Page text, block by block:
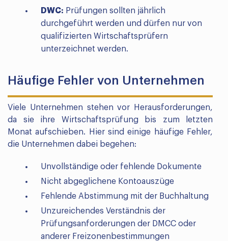
DWC: Prüfungen sollten jährlich
durchgeführt werden und dürfen nur von
qualifizierten Wirtschaftsprüfern
unterzeichnet werden.
Häufige Fehler von Unternehmen
Viele Unternehmen stehen vor Herausforderungen,
da sie ihre Wirtschaftsprüfung bis zum letzten
Monat aufschieben. Hier sind einige häufige Fehler,
die Unternehmen dabei begehen:
Unvollständige oder fehlende Dokumente
Nicht abgeglichene Kontoauszüge
Fehlende Abstimmung mit der Buchhaltung
Unzureichendes Verständnis der
Prüfungsanforderungen der DMCC oder
anderer Freizonenbestimmungen